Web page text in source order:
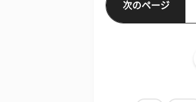
次のページ